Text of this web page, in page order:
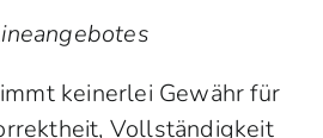
keinerlei Gewähr für
Vollständigkeit